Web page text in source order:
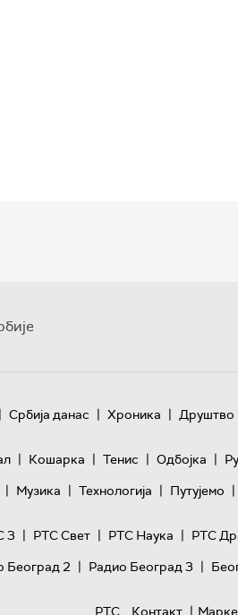
| Србија данас | Хроника | Друштво
| Кошарка | Тенис | Одбојка |
| Музика | Технологијa | Путујемо |
3 | РТС Свет | РТС Наука | РТС
Београд 2 | Радио Београд 3 |
РТС
Контакт |